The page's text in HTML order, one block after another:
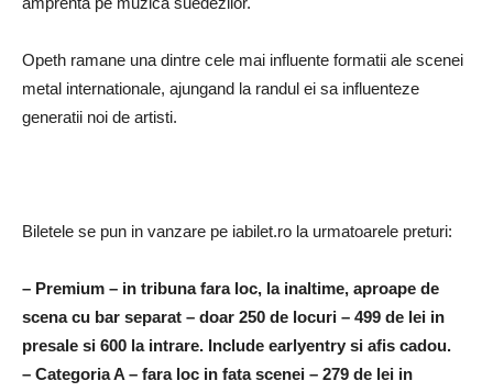
Opeth ramane una dintre cele mai influente formatii ale scenei
metal internationale, ajungand la randul ei sa influenteze
generatii noi de artisti.
Biletele se pun in vanzare pe iabilet.ro la urmatoarele preturi:
– Premium – in tribuna fara loc, la inaltime, aproape de
scena cu bar separat – doar 250 de locuri – 499 de lei in
presale si 600 la intrare. Include earlyentry si afis cadou.
– Categoria A – fara loc in fata scenei – 279 de lei in